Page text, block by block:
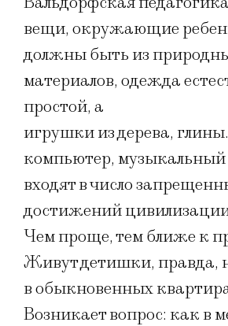
вещи, окружающие
должны быть из
материалов, одежда
простой, а
игрушки из дерева, глины.
компьютер, музыкальный
входят в число
достижений
Чем проще, тем ближе к
Живут детишки, правда,
в обыкновенных
Возникает вопрос: как в